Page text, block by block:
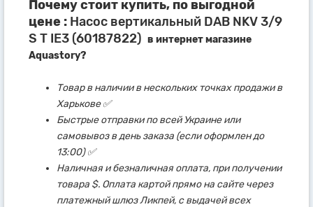
Почему стоит купить, по выгодной
цене : Насос вертикальный DAB NKV 3/9
S T IE3 (60187822) в интернет магазине
Aquastory?
Товар в наличии в нескольких точках продажи в
Харькове ✅
Быстрые отправки по всей Украине или
самовывоз в день заказа (если оформлен до
13:00) ✅
Наличная и безналичная оплата, при получении
товара $. Оплата картой прямо на сайте через
платежный шлюз Ликпей, с выдачей всех